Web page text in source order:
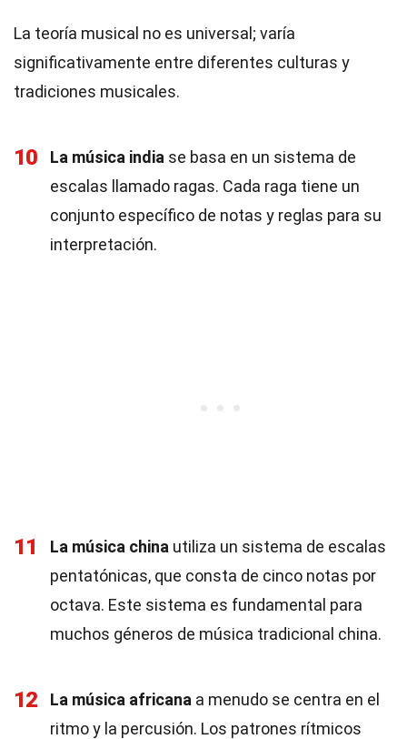
La teoría musical no es universal; varía
significativamente entre diferentes culturas y
tradiciones musicales.
10 La música india se basa en un sistema de
escalas llamado ragas. Cada raga tiene un
conjunto específico de notas y reglas para su
interpretación.
11 La música china utiliza un sistema de escalas
pentatónicas, que consta de cinco notas por
octava. Este sistema es fundamental para
muchos géneros de música tradicional china.
12 La música africana a menudo se centra en el
ritmo y la percusión. Los patrones rítmicos